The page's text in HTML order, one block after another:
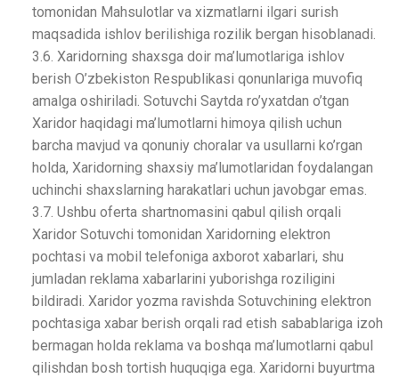
tomonidan Mahsulotlar va xizmatlarni ilgari surish
maqsadida ishlov berilishiga rozilik bergan hisoblanadi.
3.6. Xaridorning shaxsga doir ma’lumotlariga ishlov
berish O’zbekiston Respublikasi qonunlariga muvofiq
amalga oshiriladi. Sotuvchi Saytda ro’yxatdan o’tgan
Xaridor haqidagi ma’lumotlarni himoya qilish uchun
barcha mavjud va qonuniy choralar va usullarni ko’rgan
holda, Xaridorning shaxsiy ma’lumotlaridan foydalangan
uchinchi shaxslarning harakatlari uchun javobgar emas.
3.7. Ushbu oferta shartnomasini qabul qilish orqali
Xaridor Sotuvchi tomonidan Xaridorning elektron
pochtasi va mobil telefoniga axborot xabarlari, shu
jumladan reklama xabarlarini yuborishga roziligini
bildiradi. Xaridor yozma ravishda Sotuvchining elektron
pochtasiga xabar berish orqali rad etish sabablariga izoh
bermagan holda reklama va boshqa ma’lumotlarni qabul
qilishdan bosh tortish huquqiga ega. Xaridorni buyurtma